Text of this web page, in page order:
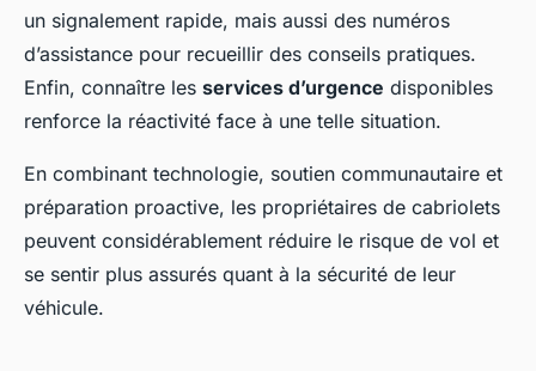
un signalement rapide, mais aussi des numéros
d’assistance pour recueillir des conseils pratiques.
Enfin, connaître les services d’urgence disponibles
renforce la réactivité face à une telle situation.
En combinant technologie, soutien communautaire et
préparation proactive, les propriétaires de cabriolets
peuvent considérablement réduire le risque de vol et
se sentir plus assurés quant à la sécurité de leur
véhicule.